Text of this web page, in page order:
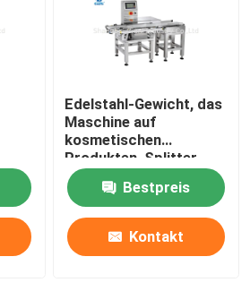
Öls
Edelstahl-Gewicht, das
Maschine auf
kosmetischen
Produkten, Splitter-
Farbe überprüft
Bestpreis
Kontakt